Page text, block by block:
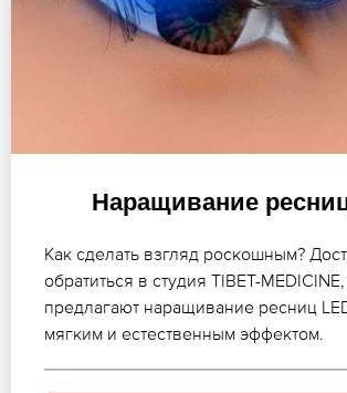
Наращивание
Как сделать взгляд роскошным?
обратиться в студия TIBET-
предлагают наращивание ресниц
мягким и естественным эффектом.